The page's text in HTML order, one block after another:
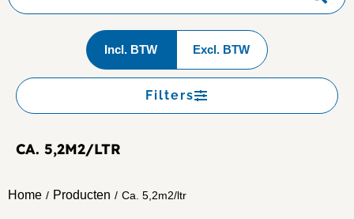
Incl. BTW Excl. BTW
Filters
CA. 5,2M2/LTR
Home / Producten / Ca. 5,2m2/ltr